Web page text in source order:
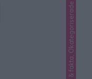
Lindas tips & fakta, Okategoriserade